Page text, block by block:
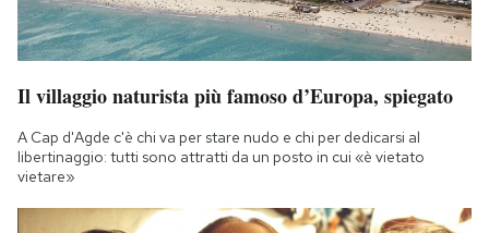
Il villaggio naturista più famoso d’Europa, spiegato
A Cap d'Agde c'è chi va per stare nudo e chi per dedicarsi al
libertinaggio: tutti sono attratti da un posto in cui «è vietato
vietare»